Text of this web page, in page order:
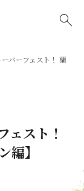
バーフェスト！ 蘭
ェスト！
編】